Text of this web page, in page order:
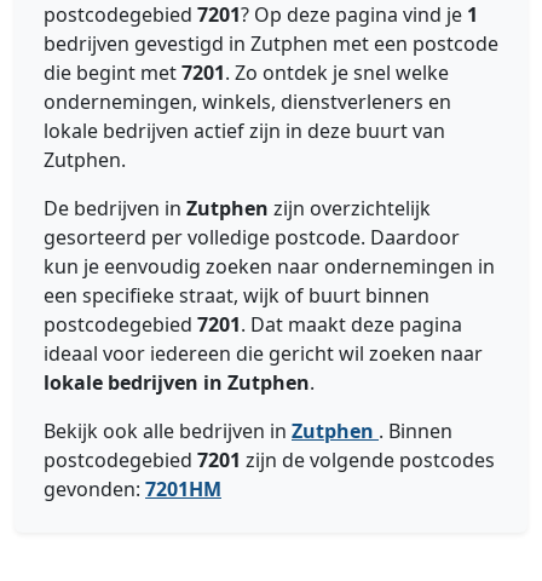
postcodegebied 7201? Op deze pagina vind je 1
bedrijven gevestigd in Zutphen met een postcode
die begint met7201. Zo ontdek je snel welke
ondernemingen, winkels, dienstverleners en
lokale bedrijven actief zijn in deze buurt van
Zutphen.
De bedrijven in Zutphen zijn overzichtelijk
gesorteerd per volledige postcode. Daardoor
kun je eenvoudig zoeken naar ondernemingen in
een specifieke straat, wijk of buurt binnen
postcodegebied 7201. Dat maakt deze pagina
ideaal voor iedereen die gericht wil zoeken naar
lokale bedrijven in Zutphen.
Bekijk ook alle bedrijven in Zutphen . Binnen
postcodegebied 7201 zijn de volgende postcodes
gevonden: 7201HM